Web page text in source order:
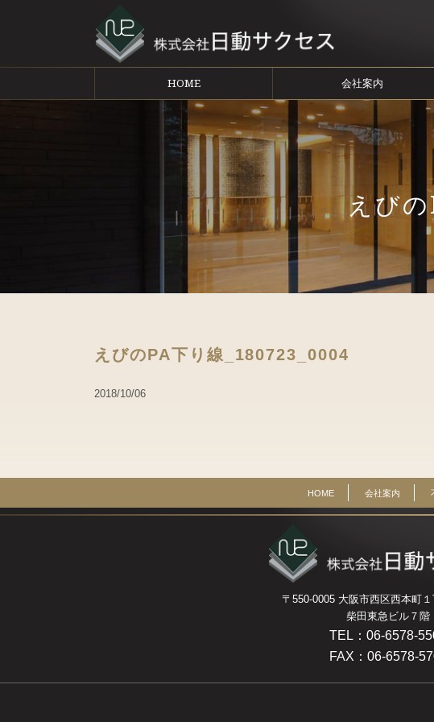
HOME 会社案内
えび
えびのPA下り線_180723_0004
2018/10/06
HOME 会社案内
〒550-0005 大阪市西区西本町
柴田東急ビル７階
TEL：06-6578-
FAX：06-6578-